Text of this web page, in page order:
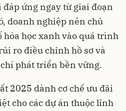
ứng ngay từ giai đoạn
doanh nghiệp nên chủ
hóa học xanh vào quá trình
ro điều chỉnh hồ sơ và
phát triển bền vững.
2025 dành cơ chế ưu đãi
cho các dự án thuộc lĩnh